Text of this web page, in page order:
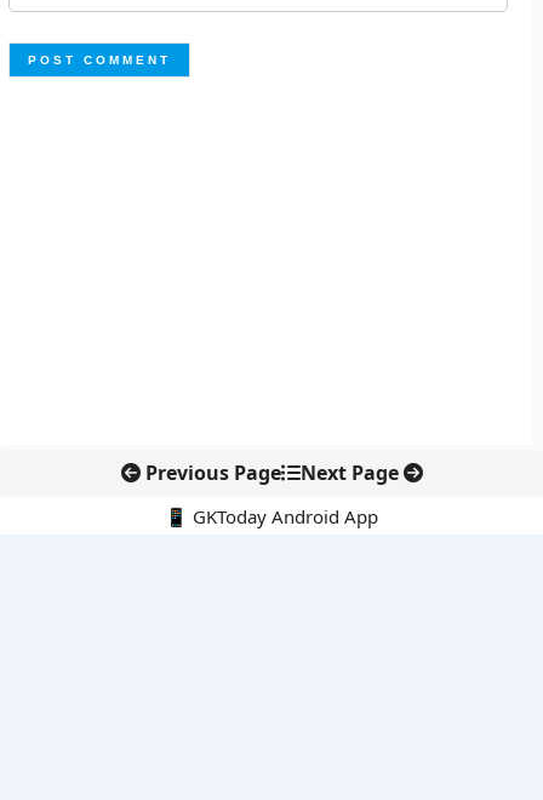
Previous Page Next Page
📱 GKToday Android App